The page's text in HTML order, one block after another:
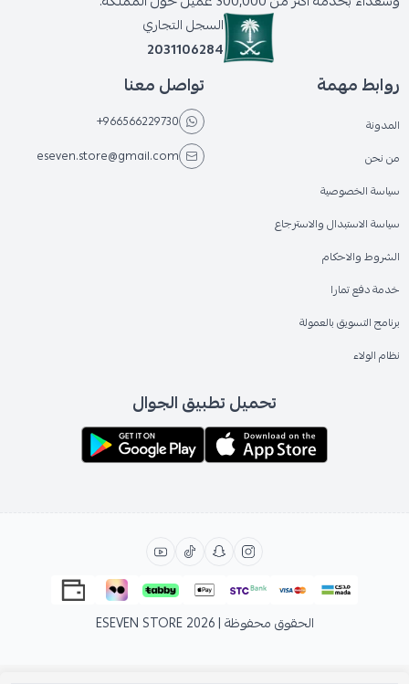
السجل التجاري
2031106284
روابط مهمة
المدونة
من نحن
سياسة الخصوصية
سياسة الاستبدال والاسترجاع
الشروط والاحكام
خدمة دفع تمارا
برنامج التسويق بالعمولة
نظام الولاء
تواصل معنا
+966566229730
eseven.store@gmail.com
تحميل تطبيق الجوال
الحقوق محفوظة | 2026 ESEVEN STORE